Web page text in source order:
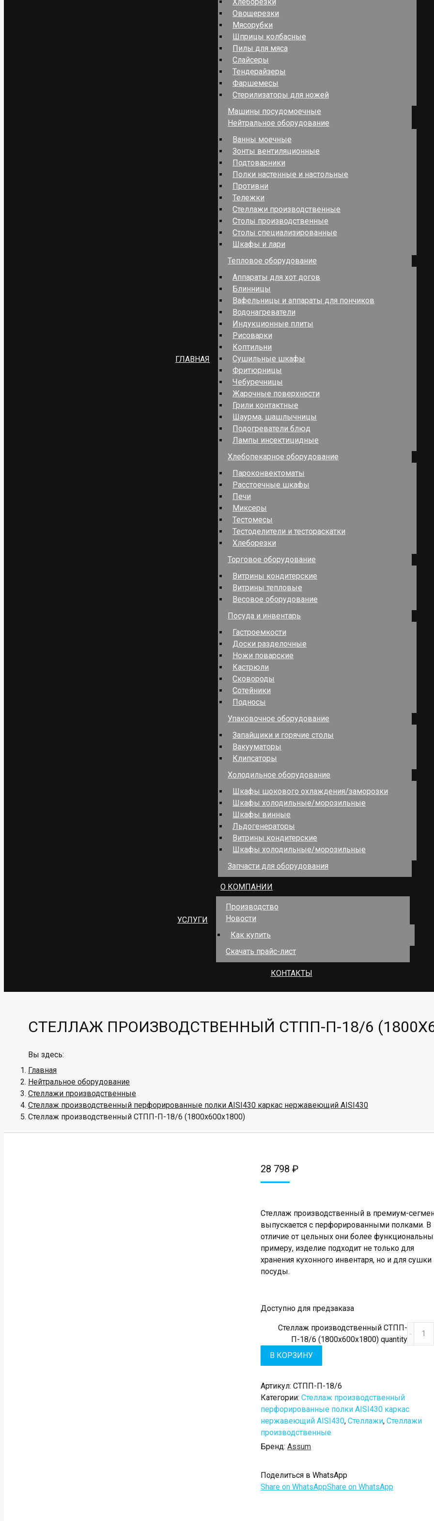
ГЛАВНАЯ
Овощерезки
Мясорубки
Шприцы колбасные
Пилы для мяса
Слайсеры
Тендерайзеры
Фаршемесы
Стерилизаторы для ножей
Машины посудомоечные
Нейтральное оборудование
Ванны моечные
Зонты вентиляционные
Подтоварники
Полки настенные и настольные
Противни
Тележки
Стеллажи производственные
Столы производственные
Столы специализированные
Шкафы и лари
Тепловое оборудование
Аппараты для хот догов
Блинницы
Вафельницы и аппараты для пончиков
Водонагреватели
Индукционные плиты
Рисоварки
Коптильни
Сушильные шкафы
Фритюрницы
Чебуречницы
Жарочные поверхности
Грили контактные
Шаурма, шашлычницы
Подогреватели блюд
Лампы инсектицидные
Хлебопекарное оборудование
Пароконвектоматы
Расстоечные шкафы
Печи
Миксеры
Тестомесы
Тестоделители и тестораскатки
Хлеборезки
Торговое оборудование
Витрины кондитерские
Витрины тепловые
Весовое оборудование
Посуда и инвентарь
Гастроемкости
Доски разделочные
Ножи поварские
Кастрюли
Сковороды
Сотейники
Подносы
Упаковочное оборудование
Запайщики и горячие столы
Вакууматоры
Клипсаторы
Холодильное оборудование
Шкафы шокового охлаждения/заморозки
Шкафы холодильные/морозильные
Шкафы винные
Льдогенераторы
Витрины кондитерские
Шкафы холодильные/морозильные
Запчасти для оборудования
УСЛУГИ
О КОМПАНИИ
Производство
Новости
Как купить
Скачать прайс-лист
КОНТАКТЫ
СТЕЛЛАЖ ПРОИЗВОДСТВЕННЫЙ СТПП-П-18/6
Вы здесь:
Главная
Нейтральное оборудование
Стеллажи производственные
Стеллаж производственный перфорированные полки AISI430 каркас нержавеющий AISI430
Стеллаж производственный СТПП-П-18/6 (1800х600х1800)
28 798 ₽
Стеллаж производственный в премиум-
выпускается с перфорированными полками. В
отличие от цельных они более
примеру, изделие подходит не только для
хранения кухонного инвентаря, но и для сушки
посуды.
Доступно для предзаказа
Стеллаж производственный СТПП-
П-18/6 (1800х600х1800) quantity
В КОРЗИНУ
Артикул: СТПП-П-18/6
Категории: Стеллаж производственный
перфорированные полки AISI430 каркас
нержавеющий AISI430, Стеллажи, Стеллажи
производственные
Бренд: Assum
Поделиться в WhatsApp
Share on WhatsAppShare on WhatsApp